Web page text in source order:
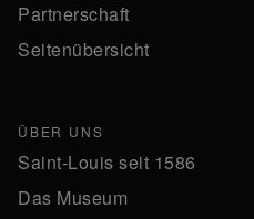
Partnerschaft
Seitenübersicht
ÜBER UNS
Saint-Louis seit 1586
Das Museum